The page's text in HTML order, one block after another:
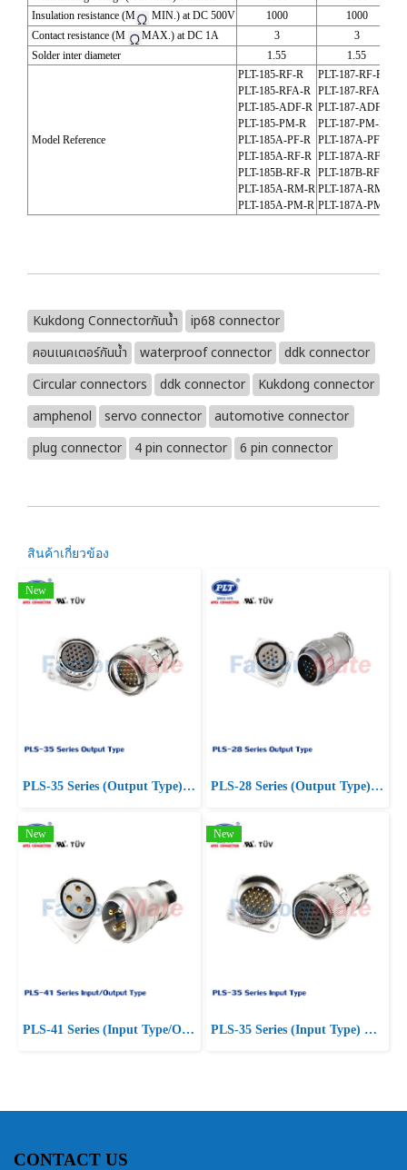
Insulation resistance (M
MIN.) at DC 500V 1000
1000
Contact resistance (M
MAX.) at DC 1A 3
3
Solder inter diameter
1.55 1.55
Model Reference
PLT-185-RF-R
PLT-185-RFA-R
PLT-185-ADF-R
PLT-185-PM-R
PLT-185A-PF-R
PLT-185A-RF-R
PLT-185B-RF-R
PLT-185A-RM-R
PLT-185A-PM-R
PLT-187-RF-R
PLT-187-RFA-R
PLT-187-ADF-R
PLT-187-PM-R
PLT-187A-PF-R
PLT-187A-RF-R
PLT-187B-RF-R
PLT-187A-RM-R
PLT-187A-PM-R
Kukdong Connectorกันน้ำ
ip68 connector
คอนเนคเตอร์กันน้ำ
waterproof connector
ddk connector
Circular connectors
ddk connector
Kukdong connector
amphenol
servo connector
automotive connector
plug connector
4 pin connector 6 pin connector
สินค้าเกี่ยวข้อง
New
PLS-35 Series (Output Type) PLS Series Square Connectors PLS-28 Series (Output Type) PLS Series Square Connectors
New
PLS-41 Series (Input Type/Output Type) PLS Series Square Connectors
New
PLS-35 Series (Input Type) PLS Series Square Connectors
CONTACT US